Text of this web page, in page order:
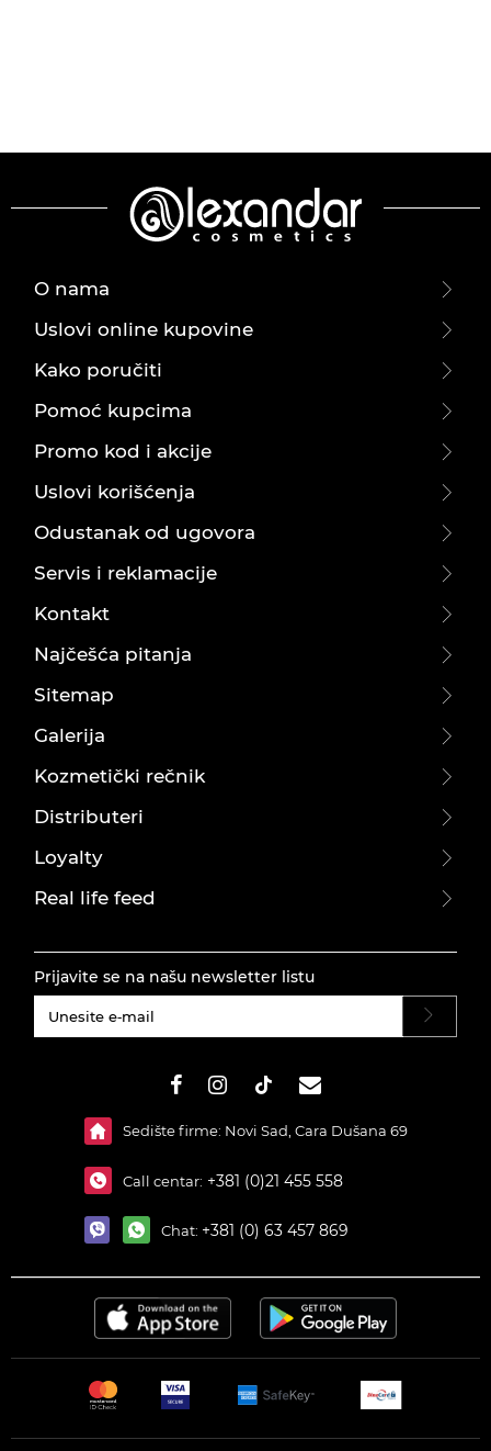
O nama
Uslovi online kupovine
Kako poručiti
Pomoć kupcima
Promo kod i akcije
Uslovi korišćenja
Odustanak od ugovora
Servis i reklamacije
Kontakt
Najčešća pitanja
Sitemap
Galerija
Kozmetički rečnik
Distributeri
Loyalty
Real life feed
Prijavite se na našu newsletter listu
Sedište firme: Novi Sad, Cara Dušana 69
Call centar: +381 (0)21 455 558
Chat: +381 (0) 63 457 869